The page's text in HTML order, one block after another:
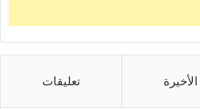
الأخيرة تعليقات